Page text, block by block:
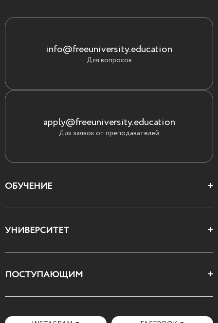
info@freeuniversity.education
Для вопросов
apply@freeuniversity.education
Для заявок от преподавателей
ОБУЧЕНИЕ
Все курсы
УНИВЕРСИТЕТ
Декларация ценностей
ПОСТУПАЮЩИМ
Мотивационное письмо